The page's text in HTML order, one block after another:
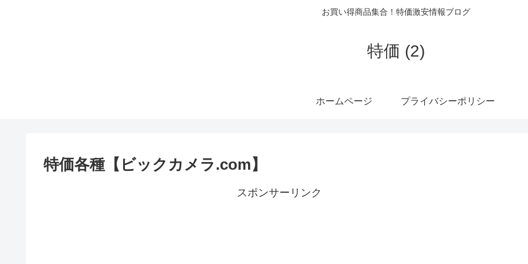
お買い得商品集合！特価激安情報ブログ
特価 (2)
ホームページ プライバシーポリシー
特価各種【ビックカメラ.com】
スポンサーリンク